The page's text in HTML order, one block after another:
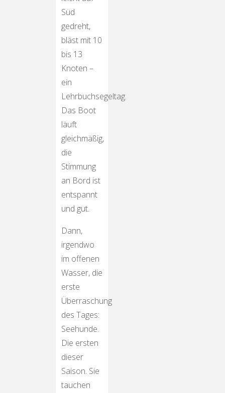
Süd
gedreht,
bläst mit 10
bis 13
Knoten –
ein
Lehrbuchsegeltag.
Das Boot
läuft
gleichmäßig,
die
Stimmung
an Bord ist
entspannt
und gut.
Dann,
irgendwo
im offenen
Wasser, die
erste
Überraschung
des Tages:
Seehunde.
Die ersten
dieser
Saison. Sie
tauchen